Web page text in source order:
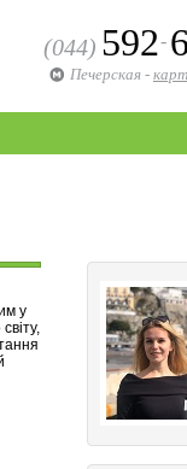
(044) 592-
Печерская -
у